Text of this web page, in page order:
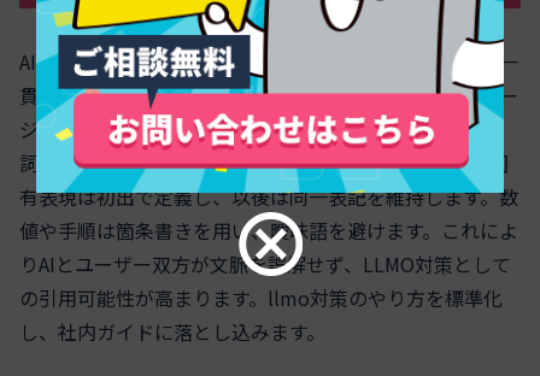
AIが回答で引用しやすい文章は、章立てが明快で用語が一
貫しています。まず全体の目的と範囲を最初に示し、ペー
ジごとに1テーマへ集約します。次に見出しは「名詞+動
詞最小化」で短くし、段落は1アイデアに限定します。固
有表現は初出で定義し、以後は同一表記を維持します。数
値や手順は箇条書きを用い、曖昧語を避けます。これによ
りAIとユーザー双方が文脈を誤解せず、LLMO対策として
の引用可能性が高まります。llmo対策のやり方を標準化
し、社内ガイドに落とし込みます。